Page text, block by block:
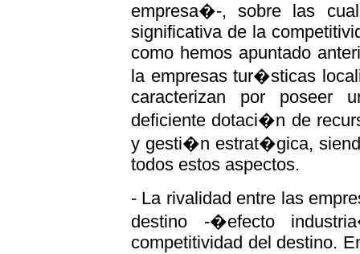
empresa�-, sobre las
significativa de la
como hemos apuntado
la empresas tur�sticas
caracterizan por poseer
deficiente dotaci�n de
y gesti�n estrat�gica,
todos estos aspectos.
- La rivalidad entre las
destino -�efecto
competitividad del destino.